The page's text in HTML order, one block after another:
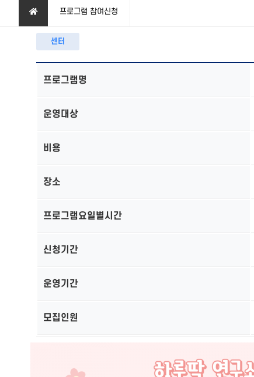
프로그램 참여신청
센터
프로그램명
운영대상
비용
장소
프로그램요일별시간
신청기간
운영기간
모집인원